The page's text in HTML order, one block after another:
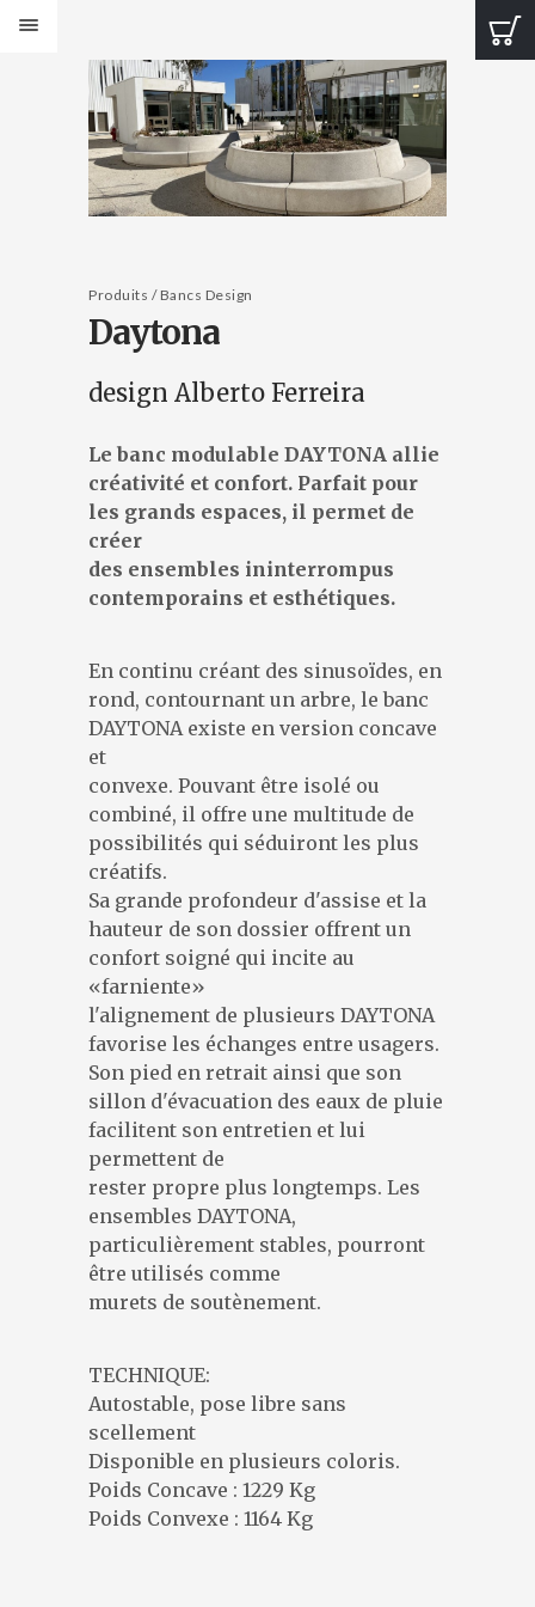
PRODUITS
Bancs Design
Bancs Classic
Banquettes Design
Banquettes Classic
Jardinières Design
Jardinières classiques
Corbeilles Design
Corbeilles classiques
Cendriers et fontaines
Éléments de voirie
CATALOGUES
DESIGNERS
PRÉSENTATION
ACTUALITÉS
CONTACT
Produits / Bancs Design
Daytona
design Alberto Ferreira
Le banc modulable DAYTONA allie
créativité et confort. Parfait pour
les grands espaces, il permet de
créer
des ensembles ininterrompus
contemporains et esthétiques.
En continu créant des sinusoïdes, en
rond, contournant un arbre, le banc
DAYTONA existe en version concave
et
convexe. Pouvant être isolé ou
combiné, il offre une multitude de
possibilités qui séduiront les plus
créatifs.
Sa grande profondeur d'assise et la
hauteur de son dossier offrent un
confort soigné qui incite au
«farniente»
l'alignement de plusieurs DAYTONA
favorise les échanges entre usagers.
Son pied en retrait ainsi que son
sillon d'évacuation des eaux de pluie
facilitent son entretien et lui
permettent de
rester propre plus longtemps. Les
ensembles DAYTONA,
particulièrement stables, pourront
être utilisés comme
murets de soutènement.
TECHNIQUE:
Autostable, pose libre sans
scellement
Disponible en plusieurs coloris.
Poids Concave : 1229 Kg
Poids Convexe : 1164 Kg